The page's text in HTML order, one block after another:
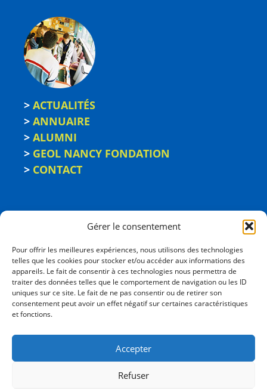
Gérer le consentement
Pour offrir les meilleures expériences, nous utilisons des technologies
telles que les cookies pour stocker et/ou accéder aux informations des
appareils. Le fait de consentir à ces technologies nous permettra de
traiter des données telles que le comportement de navigation ou les ID
uniques sur ce site. Le fait de ne pas consentir ou de retirer son
consentement peut avoir un effet négatif sur certaines caractéristiques
et fonctions.
Accepter
Refuser
> ACTUALITÉS
> ANNUAIRE
> ALUMNI
> GEOL NANCY FONDATION
> CONTACT
ÉCOLE NATIONALE
2, rue du Doyen Marcel Roubault - BP 10162
54505 Vandœuvre-les-Nancy cedex
03 72 74 46 00